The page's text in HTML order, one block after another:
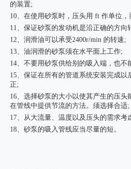
的装置;
10、在使用砂泵时，压头用 ft 作单位，
11、保证砂泵的发动机是沿正确的方向
12、润滑油可以承受2400r/min 的转速;
13、油润滑的砂泵须在水平面上工作;
14、不要用砂泵供给别的吸入端，也不
15、保证在所有的管道系统安装完成以
正;
16、选择砂泵的大小以使其产生的压
在管线中提供节流的方法。须选择合适;
17、从大流量、温度以及压头的需求考
18、砂泵的吸入管线应当尽量的短。